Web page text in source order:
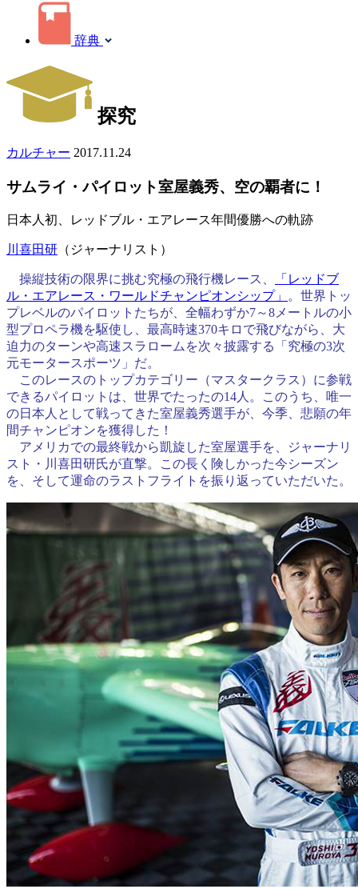
辞典
探究
カルチャー 2017.11.24
サムライ・パイロット室屋義秀、空の覇者に！
日本人初、レッドブル・エアレース年間優勝への軌跡
川喜田研 （ジャーナリスト）
操縦技術の限界に挑む究極の飛行機レース、
「レッドブ
ル・エアレース・ワールドチャンピオンシップ」
。世界トッ
プレベルのパイロットたちが、全幅わずか7～8メートルの小
型プロペラ機を駆使し、最高時速370キロで飛びながら、大
迫力のターンや高速スラロームを次々披露する「究極の3次
元モータースポーツ」だ。
このレースのトップカテゴリー（マスタークラス）に参戦
できるパイロットは、世界でたったの14人。このうち、唯一
の日本人として戦ってきた室屋義秀選手が、今季、悲願の年
間チャンピオンを獲得した！
アメリカでの最終戦から凱旋した室屋選手を、ジャーナリ
スト・川喜田研氏が直撃。この長く険しかった今シーズン
を、そして運命のラストフライトを振り返っていただいた。